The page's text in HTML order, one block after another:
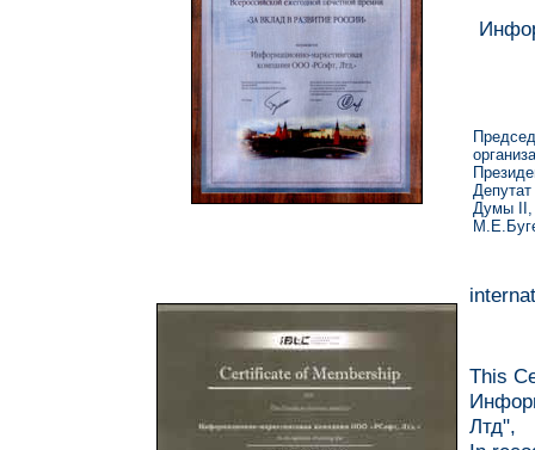
Депутат
Думы II,
This
Лтд",